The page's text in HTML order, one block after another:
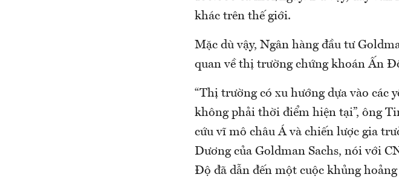
khác trên thế giới.
Mặc dù vậy, Ngân hàng đầu tư
quan về thị trường chứng khoán Ấn
“Thị trường có xu hướng dựa vào các
không phải thời điểm hiện tại”, ông
cứu vĩ mô châu Á và chiến lược gia
Dương của Goldman Sachs, nói với
Độ đã dẫn đến một cuộc khủng